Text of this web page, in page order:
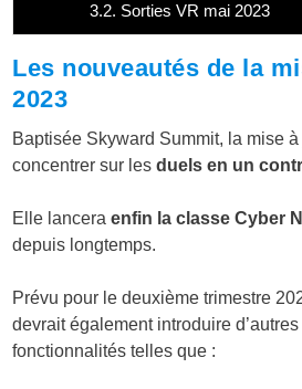
3.2. Sorties VR mai 2023
Les nouveautés de la
2023
Baptisée Skyward Summit, la mise
concentrer sur les duels en un
Elle lanceraenfin la classe Cyber
depuis longtemps.
Prévu pour le deuxième trimestre
devrait également introduire
fonctionnalités telles que :